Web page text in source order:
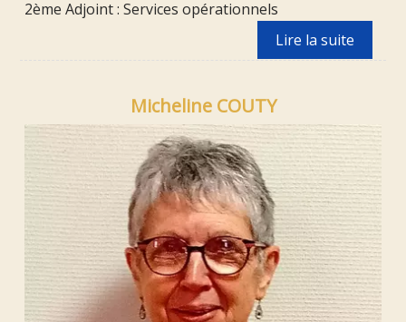
2ème Adjoint : Services opérationnels
Micheline COUTY